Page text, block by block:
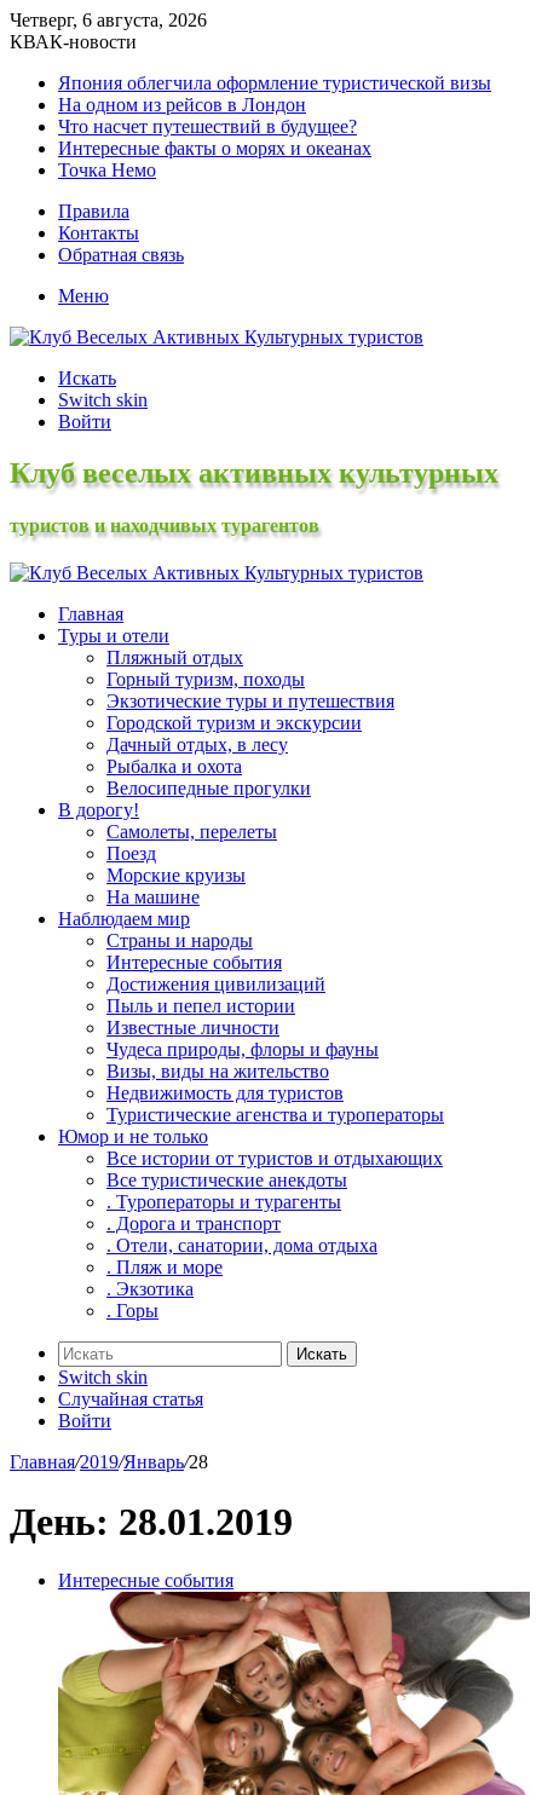
Четверг, 6 августа, 2026
КВАК-новости
Япония облегчила оформление туристической визы
На одном из рейсов в Лондон
Что насчет путешествий в будущее?
Интересные факты о морях и океанах
Точка Немо
Правила
Контакты
Обратная связь
Меню
Искать
Switch skin
Войти
Клуб веселых активных культурных
туристов и находчивых турагентов
Главная
Туры и отели
Пляжный отдых
Горный туризм, походы
Экзотические туры и путешествия
Городской туризм и экскурсии
Дачный отдых, в лесу
Рыбалка и охота
Велосипедные прогулки
В дорогу!
Самолеты, перелеты
Поезд
Морские круизы
На машине
Наблюдаем мир
Страны и народы
Интересные события
Достижения цивилизаций
Пыль и пепел истории
Известные личности
Чудеса природы, флоры и фауны
Визы, виды на жительство
Недвижимость для туристов
Туристические агенства и туроператоры
Юмор и не только
Все истории от туристов и отдыхающих
Все туристические анекдоты
. Туроператоры и турагенты
. Дорога и транспорт
. Отели, санатории, дома отдыха
. Пляж и море
. Экзотика
. Горы
Искать
Switch skin
Случайная статья
Войти
Главная/2019/Январь/28
День: 28.01.2019
Интересные события